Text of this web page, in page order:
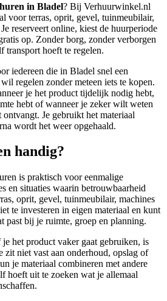
in Bladel? Bij Verhuurwinkel.nl
voor terras, oprit, gevel, tuinmeubilair,
reserveert online, kiest de huurperiode
op. Zonder borg, zonder verborgen
transport hoeft te regelen.
iedereen die in Bladel snel een
regelen zonder meteen iets te kopen.
je het product tijdelijk nodig hebt,
hebt of wanneer je zeker wilt weten
Je gebruikt het materiaal
wordt het weer opgehaald.
handig?
is praktisch voor eenmalige
en situaties waarin betrouwbaarheid
oprit, gevel, tuinmeubilair, machines
te investeren in eigen materiaal en kunt
past bij je ruimte, groep en planning.
het product vaker gaat gebruiken, is
zit niet vast aan onderhoud, opslag of
je materiaal combineren met andere
hoeft uit te zoeken wat je allemaal